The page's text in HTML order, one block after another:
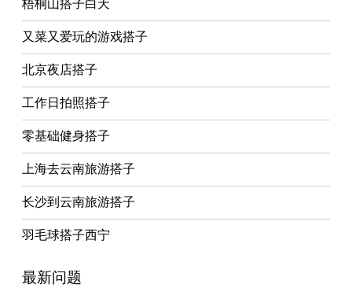
梧桐山搭子白天
又菜又爱玩的游戏搭子
北京夜店搭子
工作日拍照搭子
零基础健身搭子
上海去云南旅游搭子
长沙到云南旅游搭子
羽毛球搭子西宁
最新问题